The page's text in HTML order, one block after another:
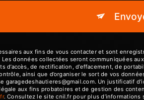
aux fins de vous contacter et sont
données collectées seront communiquées
d’accès, de rectification, d’effacement, de
ainsi que d’organiser le sort de vos
garagedeshautieres@gmail.com. Un
aux fins probatoires et de gestion des
. Consultez le site cnil.fr pour plus d’informations